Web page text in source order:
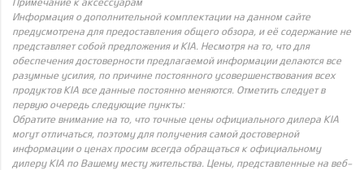
Информация о дополнительной комплектации на данном сайте
предусмотрена для предоставления общего обзора, и её содержание не
представляет собой предложения и KIA. Несмотря на то, что для
обеспечения достоверности предлагаемой информации делаются все
разумные усилия, по причине постоянного усовершенствования всех
продуктов KIA все данные постоянно меняются. Отметить следует в
первую очередь следующие пункты:
Обратите внимание на то, что точные цены официального дилера KIA
могут отличаться, поэтому для получения самой достоверной
информации о ценах просим всегда обращаться к официальному
дилеру KIA по Вашему месту жительства. Цены, представленные на веб-